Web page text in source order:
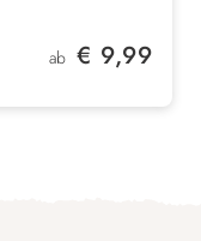
Regulärer Preis:
ab € 9,99